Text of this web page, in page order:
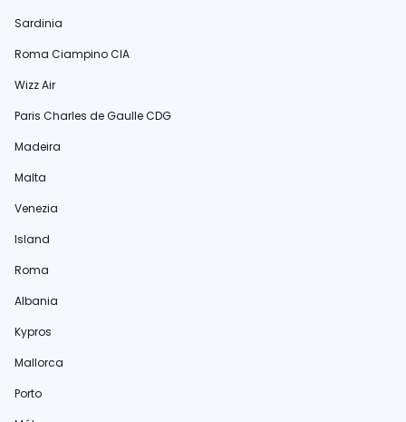
Sardinia
Roma Ciampino CIA
Wizz Air
Paris Charles de Gaulle CDG
Madeira
Malta
Venezia
Island
Roma
Albania
Kypros
Mallorca
Porto